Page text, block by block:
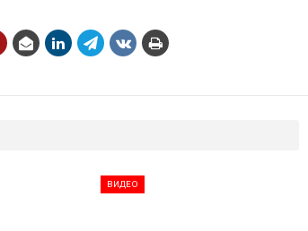
ВИДЕО